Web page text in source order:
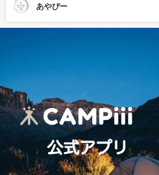
あやぴー